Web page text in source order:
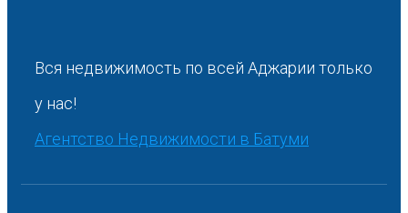
Вся недвижимость по всей Аджарии только
у нас!
Агентство Недвижимости в Батуми